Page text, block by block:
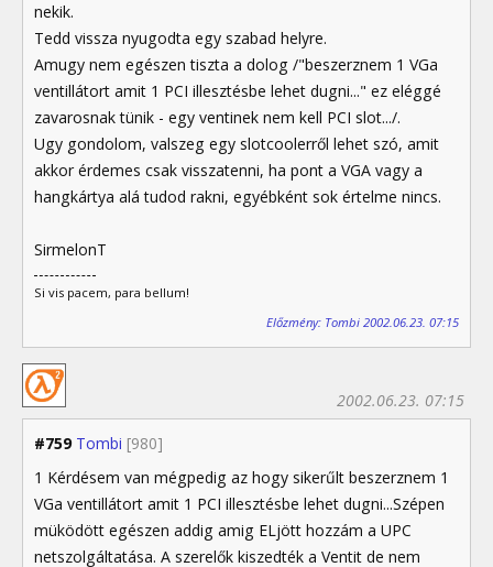
nekik.
Tedd vissza nyugodta egy szabad helyre.
Amugy nem egészen tiszta a dolog /"beszerznem 1 VGa
ventillátort amit 1 PCI illesztésbe lehet dugni..." ez eléggé
zavarosnak tünik - egy ventinek nem kell PCI slot.../.
Ugy gondolom, valszeg egy slotcoolerről lehet szó, amit
akkor érdemes csak visszatenni, ha pont a VGA vagy a
hangkártya alá tudod rakni, egyébként sok értelme nincs.
SirmelonT
Si vis pacem, para bellum!
Előzmény: Tombi 2002.06.23. 07:15
#759 Tombi [980]
2002.06.23. 07:15
1 Kérdésem van mégpedig az hogy sikerűlt beszerznem 1
VGa ventillátort amit 1 PCI illesztésbe lehet dugni...Szépen
müködött egészen addig amig ELjött hozzám a UPC
netszolgáltatása. A szerelők kiszedték a Ventit de nem